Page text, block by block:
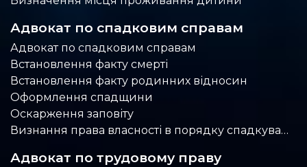
Адвокат по спадковим справам
Адвокат по спадковим справам
Встановлення факту смерті
Встановлення факту родинних відносин
Оформлення спадщини
Оскарження заповіту
Визнання права власності в порядку спадкування
Адвокат по трудовому праву